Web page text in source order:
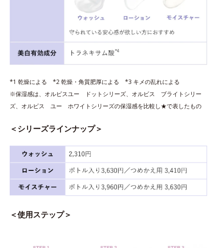
*1 乾燥による *2 乾燥・角質肥厚による *3 キメの乱れによる
※保湿感は、オルビスユー ドットシリーズ、オルビス ブライトシリー
ズ、オルビス ユー ホワイトシリーズの保湿感を比較し★で表したもの
＜シリーズラインナップ＞
＜使用ステップ＞